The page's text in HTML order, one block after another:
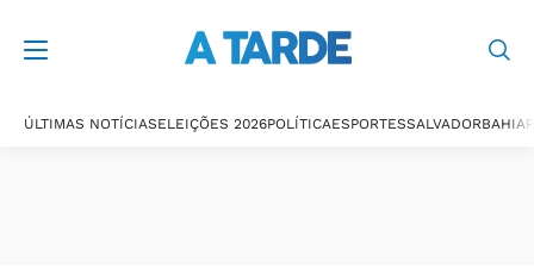
ÚLTIMAS NOTÍCIASELEIÇÕES 2026POLÍTICAESPORTESSALVADORBAHIA